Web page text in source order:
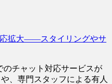
拡大――スタイリングやサ
チャット対応サービスが
、専門スタッフによる有人